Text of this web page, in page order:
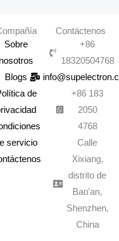
Sobre
nosotros
Blogs
de
servicio
Contáctenos
+86
18320504768
+86 183
2050
4768
Calle
Xixiang,
distrito de
Bao'an,
Shenzhen,
China